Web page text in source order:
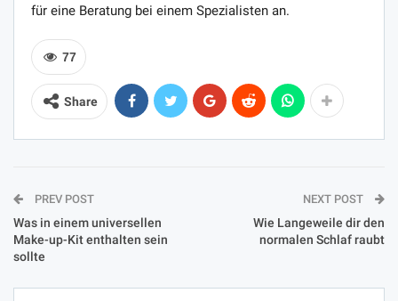
für eine Beratung bei einem Spezialisten an.
77
Share
PREV POST
Was in einem universellen
Make-up-Kit enthalten sein
sollte
NEXT POST
Wie Langeweile dir den
normalen Schlaf raubt